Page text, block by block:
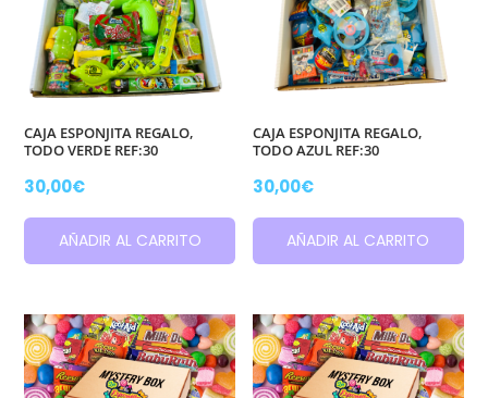
CAJA ESPONJITA REGALO,
TODO VERDE REF:30
30,00€
AÑADIR AL CARRITO
CAJA ESPONJITA REGALO,
TODO AZUL REF:30
30,00€
AÑADIR AL CARRITO